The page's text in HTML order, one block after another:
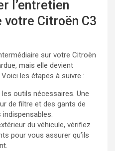
l’entretien
Citroën C3
sur votre Citroën
mais elle devient
les étapes à suivre :
outils nécessaires. Une
de filtre et des gants de
du véhicule, vérifiez
pour vous assurer qu’ils